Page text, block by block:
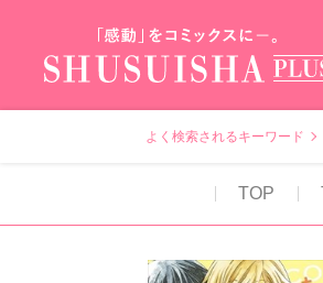
よく検索されるキーワード
TOP